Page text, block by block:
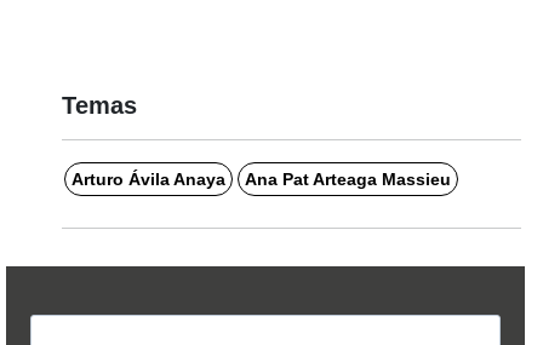
Temas
Arturo Ávila Anaya Ana Pat Arteaga Massieu